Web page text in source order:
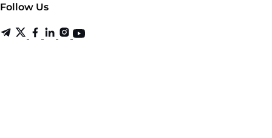
Follow Us